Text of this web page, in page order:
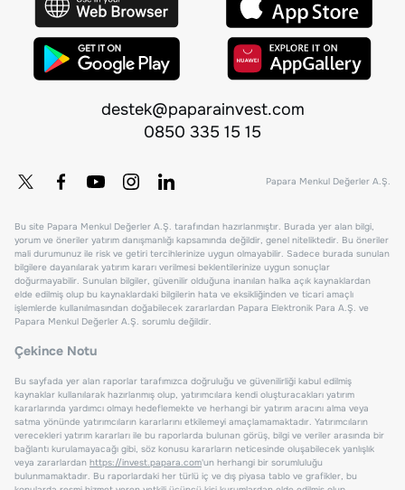
destek@paparainvest.com
0850 335 15 15
Papara Menkul Değerler A.Ş.
Bu site Papara Menkul Değerler A.Ş. tarafından hazırlanmıştır. Burada yer alan bilgi,
yorum ve öneriler yatırım danışmanlığı kapsamında değildir, genel niteliktedir. Bu öneriler
mali durumunuz ile risk ve getiri tercihlerinize uygun olmayabilir. Sadece burada sunulan
bilgilere dayanılarak yatırım kararı verilmesi beklentilerinize uygun sonuçlar
doğurmayabilir. Sunulan bilgiler, güvenilir olduğuna inanılan halka açık kaynaklardan
elde edilmiş olup bu kaynaklardaki bilgilerin hata ve eksikliğinden ve ticari amaçlı
işlemlerde kullanılmasından doğabilecek zararlardan Papara Elektronik Para A.Ş. ve
Papara Menkul Değerler A.Ş. sorumlu değildir.
Çekince Notu
Bu sayfada yer alan raporlar tarafımızca doğruluğu ve güvenilirliği kabul edilmiş
kaynaklar kullanılarak hazırlanmış olup, yatırımcılara kendi oluşturacakları yatırım
kararlarında yardımcı olmayı hedeflemekte ve herhangi bir yatırım aracını alma veya
satma yönünde yatırımcıların kararlarını etkilemeyi amaçlamamaktadır. Yatırımcıların
verecekleri yatırım kararları ile bu raporlarda bulunan görüş, bilgi ve veriler arasında bir
bağlantı kurulamayacağı gibi, söz konusu kararların neticesinde oluşabilecek yanlışlık
veya zararlardan https://invest.papara.com'un herhangi bir sorumluluğu
bulunmamaktadır. Bu raporlardaki her türlü iç ve dış piyasa tablo ve grafikler, bu